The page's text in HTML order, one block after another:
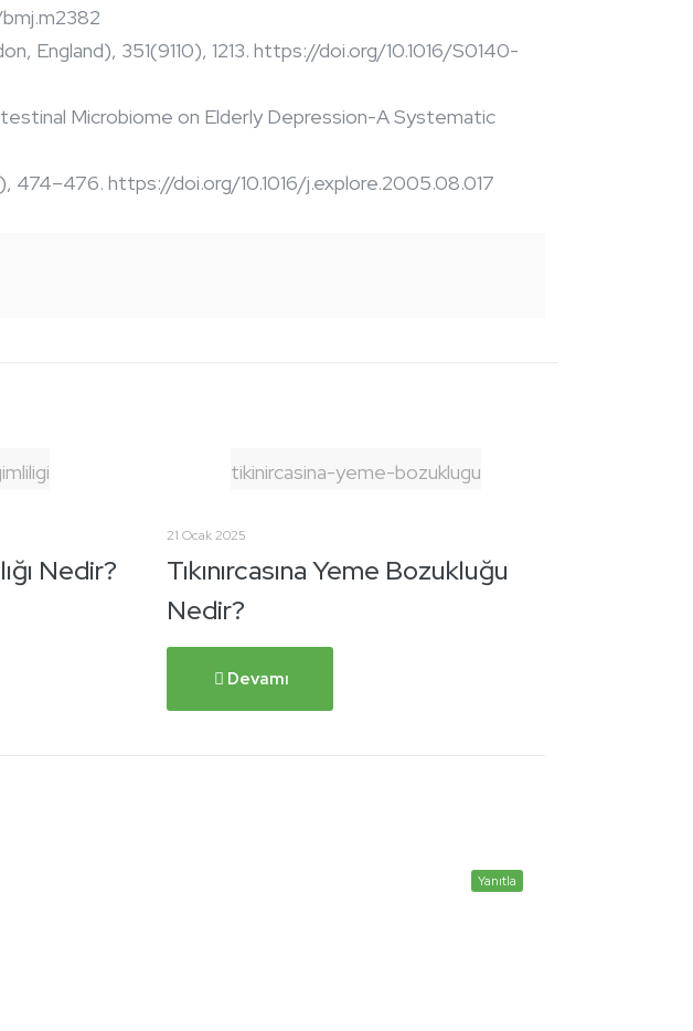
England), 351(9110), 1213. https://doi.org/10.1016/S0140-
Microbiome on Elderly Depression-A Systematic
474–476. https://doi.org/10.1016/j.explore.2005.08.017
Nedir?
tikinircasina-yeme-bozuklugu
21 Ocak 2025
Tıkınırcasına Yeme Bozukluğu
Nedir?
Devamı
Yanıtla